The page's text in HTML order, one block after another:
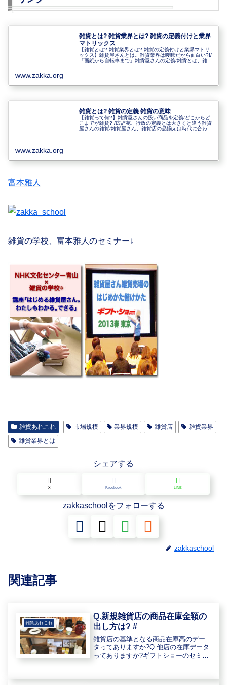
雑貨とは? 雑貨業界とは? 雑貨の定義付けと業界
マトリックス
【雑貨とは? 雑貨業界とは? 雑貨の定義付けと業界マトリ
ックス】雑貨屋さんとは。雑貨業界は曖昧だから面白い?!/
「画鋲から自転車まで」雑貨屋さんの定義/雑貨とは、雑貨
www.zakka.org
雑貨とは? 雑貨の定義 雑貨の意味
【雑貨って何?】雑貨屋さんの扱い商品を定義/どこからど
こまでが雑貨? /広辞苑、行政の定義とは大きくと違う雑貨
屋さんの雑貨/雑貨屋さん、雑貨店の品揃えは時代に合わせ
www.zakka.org
富本雅人
雑貨の学校、富本雅人のセミナー↓
雑貨あれこれ 市場規模 業界規模 雑貨店
雑貨業界
雑貨業界とは
シェアする
X Facebook LINE
zakkaschoolをフォローする
zakkaschool
関連記事
雑貨あれこれ
Q.新規雑貨店の商品在庫金額の
出し方は? #
雑貨店の基準となる商品在庫高のデー
タってありますか?Q:他店の在庫データ
ってありますか?ギフトショーのセミナ
雑貨の売場を計画中なのですが、質問